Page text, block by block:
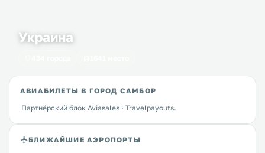
Украина
АВИАБИЛЕТЫ В ГОРОД САМБОР
Партнёрский блок Aviasales · Travelpayouts.
БЛИЖАЙШИЕ АЭРОПОРТЫ